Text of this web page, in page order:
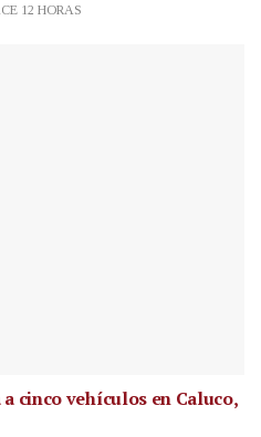
12 HORAS
cinco vehículos en Caluco,